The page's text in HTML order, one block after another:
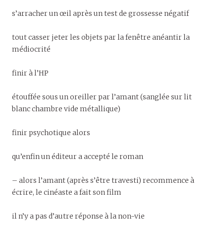
s’arracher un œil après un test de grossesse négatif
tout casser jeter les objets par la fenêtre anéantir la
médiocrité
finir à l’HP
étouffée sous un oreiller par l’amant (sanglée sur lit
blanc chambre vide métallique)
finir psychotique alors
qu’enfin un éditeur a accepté le roman
– alors l’amant (après s’être travesti) recommence à
écrire, le cinéaste a fait son film
il n’y a pas d’autre réponse à la non-vie